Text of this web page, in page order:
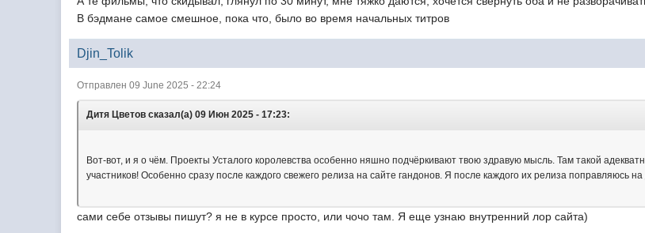
В бэдмане самое смешное, пока что, было во время начальных титров
Djin_Tolik
Отправлен 09 June 2025 - 22:24
Дитя Цветов сказал(а) 09 Июн 2025 - 17:23:
Вот-вот, и я о чём. Проекты Усталого королевства особенно няшно подчёркивают твою здравую мысль. Там такой
участников! Особенно сразу после каждого свежего релиза на сайте гандонов. Я после каждого их релиза поправляюсь
сами себе отзывы пишут? я не в курсе просто, или чочо там. Я еще узнаю внутренний лор сайта)